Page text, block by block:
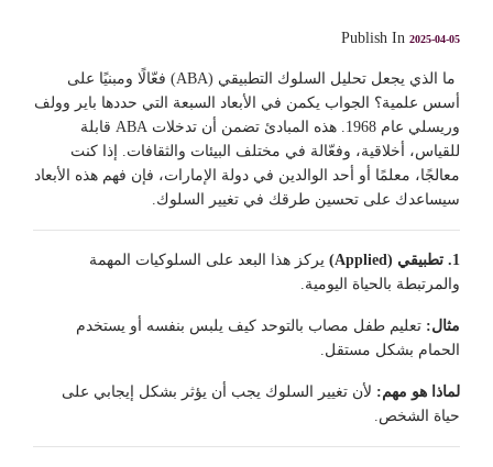
Publish In 2025-04-05
ما الذي يجعل تحليل السلوك التطبيقي (ABA) فعّالًا ومبنيًا على
أسس علمية؟ الجواب يكمن في الأبعاد السبعة التي حددها باير وولف
وريسلي عام 1968. هذه المبادئ تضمن أن تدخلات ABA قابلة
للقياس، أخلاقية، وفعّالة في مختلف البيئات والثقافات. إذا كنت
معالجًا، معلمًا أو أحد الوالدين في دولة الإمارات، فإن فهم هذه الأبعاد
سيساعدك على تحسين طرقك في تغيير السلوك.
1. تطبيقي (Applied)
يركز هذا البعد على السلوكيات المهمة
والمرتبطة بالحياة اليومية.
مثال: تعليم طفل مصاب بالتوحد كيف يلبس بنفسه أو يستخدم
الحمام بشكل مستقل.
لماذا هو مهم: لأن تغيير السلوك يجب أن يؤثر بشكل إيجابي على
حياة الشخص.